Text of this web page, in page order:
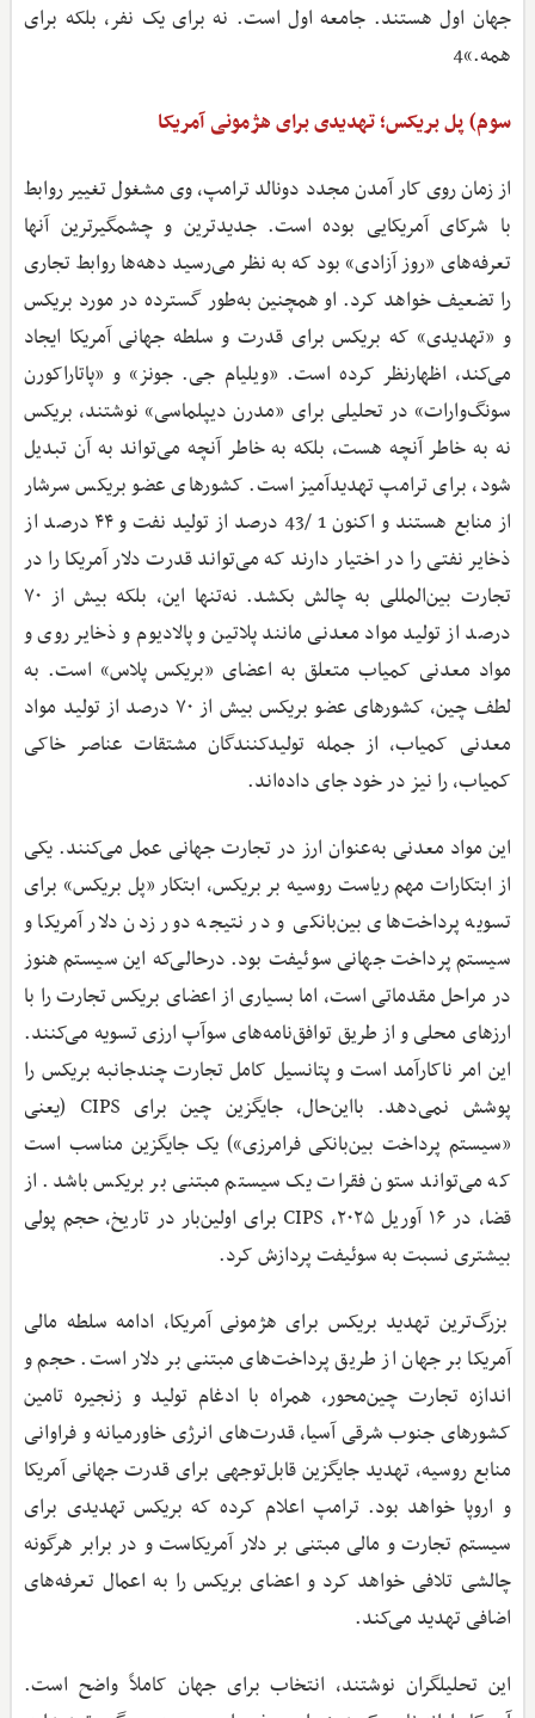
جهان اول هستند. جامعه اول است. نه برای یک نفر، بلکه برای
همه.»4
سوم) پل بریکس؛ تهدیدی برای هژمونی آمریکا
از زمان روی کار آمدن مجدد دونالد ترامپ، وی مشغول تغییر روابط
با شرکای آمریکایی بوده است. جدیدترین و چشمگیرترین آنها
تعرفه‌های «روز آزادی» بود که به نظر می‌رسید دهه‌ها روابط تجاری
را تضعیف خواهد کرد. او همچنین به‌طور گسترده در مورد بریکس
و «تهدیدی» که بریکس برای قدرت و سلطه جهانی آمریکا ایجاد
می‌کند، اظهارنظر کرده است. «ویلیام جی. جونز» و «پاتاراکورن
سونگ‌وارات» در تحلیلی برای «مدرن دیپلماسی» نوشتند، بریکس
نه به خاطر آنچه هست، بلکه به خاطر آنچه می‌تواند به آن تبدیل
شود، برای ترامپ تهدیدآمیز است. کشورهای عضو بریکس سرشار
از منابع هستند و اکنون 1 /43 درصد از تولید نفت و ۴۴ درصد از
ذخایر نفتی را در اختیار دارند که می‌تواند قدرت دلار آمریکا را در
تجارت بین‌المللی به چالش بکشد. نه‌تنها این، بلکه بیش از ۷۰
درصد از تولید مواد معدنی مانند پلاتین و پالادیوم و ذخایر روی و
مواد معدنی کمیاب متعلق به اعضای «بریکس پلاس» است. به
لطف چین، کشورهای عضو بریکس بیش از ۷۰ درصد از تولید مواد
معدنی کمیاب، از جمله تولیدکنندگان مشتقات عناصر خاکی
کمیاب، را نیز در خود جای داده‌اند.
این مواد معدنی به‌عنوان ارز در تجارت جهانی عمل می‌کنند. یکی
از ابتکارات مهم ریاست روسیه بر بریکس، ابتکار «پل بریکس» برای
تسویه پرداخت‌های بین‌بانکی و در نتیجه دور زدن دلار آمریکا و
سیستم پرداخت جهانی سوئیفت بود. درحالی‌که این سیستم هنوز
در مراحل مقدماتی است، اما بسیاری از اعضای بریکس تجارت را با
ارزهای محلی و از طریق توافق‌نامه‌های سوآپ ارزی تسویه می‌کنند.
این امر ناکارآمد است و پتانسیل کامل تجارت چندجانبه بریکس را
پوشش نمی‌دهد. بااین‌حال، جایگزین چین برای CIPS (یعنی
«سیستم پرداخت بین‌بانکی فرامرزی») یک جایگزین مناسب است
که می‌تواند ستون فقرات یک سیستم مبتنی بر بریکس باشد. از
قضا، در ۱۶ آوریل ۲۰۲۵، CIPS برای اولین‌بار در تاریخ، حجم پولی
بیشتری نسبت به سوئیفت پردازش کرد.
بزرگ‌ترین تهدید بریکس برای هژمونی آمریکا، ادامه سلطه مالی
آمریکا بر جهان از طریق پرداخت‌های مبتنی بر دلار است. حجم و
اندازه تجارت چین‌محور، همراه با ادغام تولید و زنجیره تامین
کشورهای جنوب شرقی آسیا، قدرت‌های انرژی خاورمیانه و فراوانی
منابع روسیه، تهدید جایگزین قابل‌توجهی برای قدرت جهانی آمریکا
و اروپا خواهد بود. ترامپ اعلام کرده که بریکس تهدیدی برای
سیستم تجارت و مالی مبتنی بر دلار آمریکاست و در برابر هرگونه
چالشی تلافی خواهد کرد و اعضای بریکس را به اعمال تعرفه‌های
اضافی تهدید می‌کند.
این تحلیلگران نوشتند، انتخاب برای جهان کاملاً واضح است.